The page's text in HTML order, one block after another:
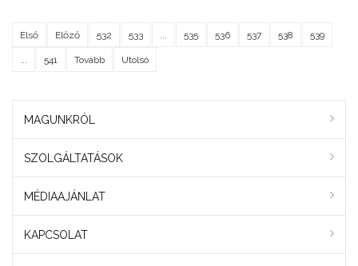
Első Előző 532 533 535 536 537 538 539
541 Tovább Utolsó
MAGUNKRÓL
SZOLGÁLTATÁSOK
MÉDIAAJÁNLAT
KAPCSOLAT